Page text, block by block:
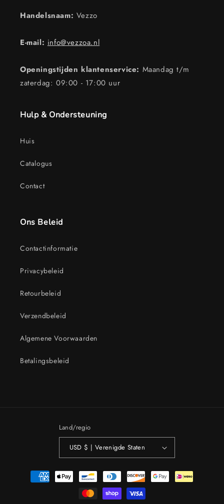
Handelsnaam: Vezzo
E-mail: info@vezzoa.nl
Openingstijden klantenservice: Maandag t/m
zaterdag: 09:00 - 17:00 uur
Hulp & Ondersteuning
Huis
Catalogus
Contact
Ons Beleid
Contactinformatie
Privacybeleid
Retourbeleid
Verzendbeleid
Algemene Voorwaarden
Betalingsbeleid
Land/regio
USD $ | Verenigde Staten
Betaalmethoden